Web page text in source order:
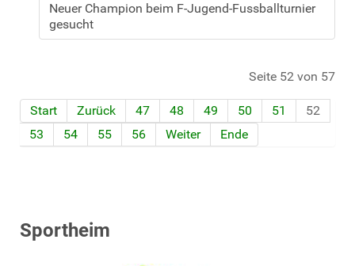
Neuer Champion beim F-Jugend-Fussballturnier
gesucht
Seite 52 von 57
Start Zurück 47 48 49 50 51
52
53
54 55 56 Weiter Ende
Sportheim